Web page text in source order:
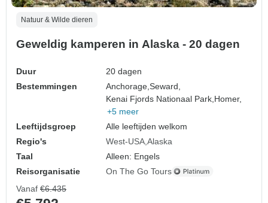
Natuur & Wilde dieren
Geweldig kamperen in Alaska - 20 dagen
Duur
20 dagen
Bestemmingen
Anchorage,Seward,
Kenai Fjords Nationaal Park, Homer,
+5 meer
Leeftijdsgroep
Alle leeftijden welkom
Regio's
West-USA Alaska
Taal
Alleen: Engels
Reisorganisatie
On The Go Tours
Vanaf €6.435